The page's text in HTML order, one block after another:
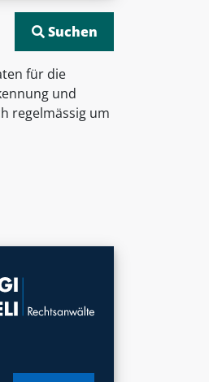
für die
und
regelmässig um